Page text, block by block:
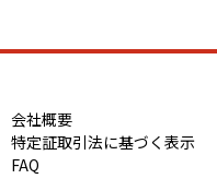
会社概要
特定証取引法に基づく表示
FAQ